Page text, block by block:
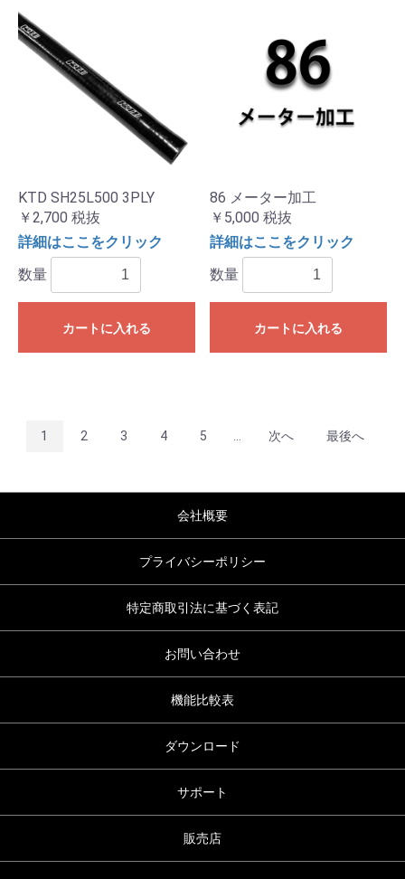
KTD SH25L500 3PLY
￥2,700 税抜
詳細はここをクリック
数量
カートに入れる
86 メーター加工
￥5,000 税抜
詳細はここをクリック
数量
カートに入れる
1 2 3 4 5 次へ 最後へ
会社概要
プライバシーポリシー
特定商取引法に基づく表記
お問い合わせ
機能比較表
ダウンロード
サポート
販売店